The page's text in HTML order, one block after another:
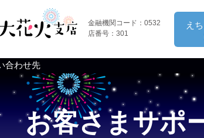
金融機関コード：0532
店番号：301
え
合わせ先
お客さまサポ